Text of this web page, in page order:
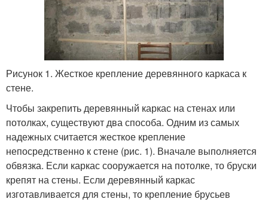
Рисунок 1. Жесткое крепление деревянного каркаса к
стене.
Чтобы закрепить деревянный каркас на стенах или
потолках, существуют два способа. Одним из самых
надежных считается жесткое крепление
непосредственно к стене (рис. 1). Вначале выполняется
обвязка. Если каркас сооружается на потолке, то бруски
крепят на стены. Если деревянный каркас
изготавливается для стены, то крепление брусьев